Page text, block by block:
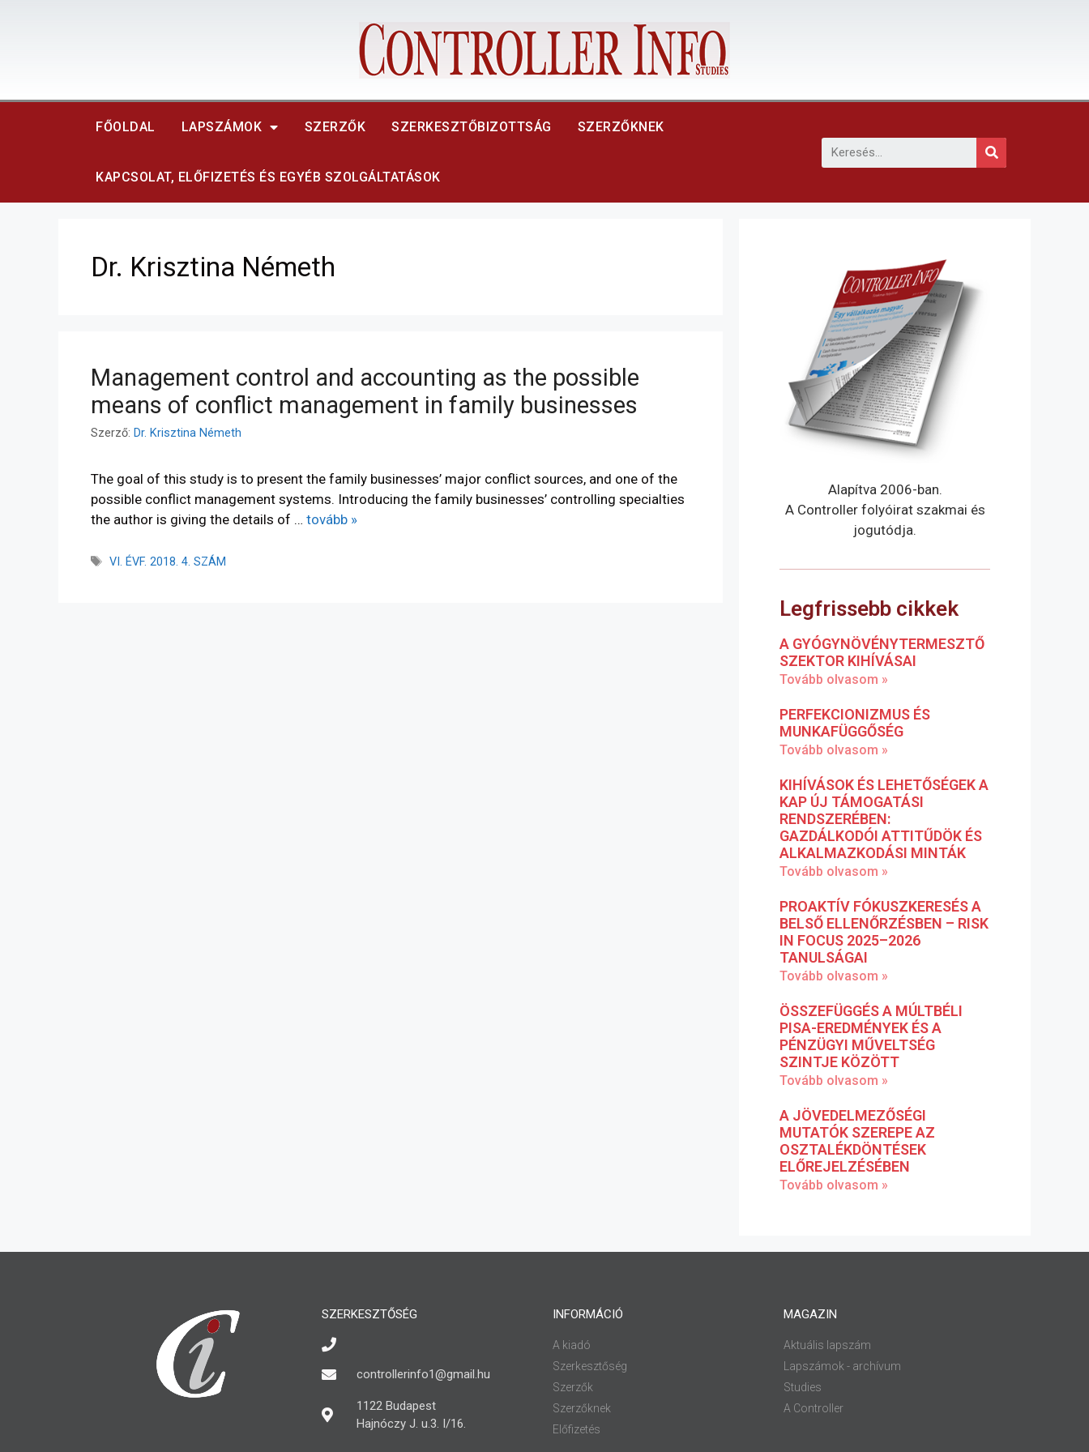
FŐOLDAL LAPSZÁMOK SZERZŐK SZERKESZTŐBIZOTTSÁG SZERZŐKNEK
KAPCSOLAT, ELŐFIZETÉS ÉS EGYÉB SZOLGÁLTATÁSOK
Dr. Krisztina Németh
Management control and accounting as the possible
means of conflict management in family businesses
Szerző: Dr. Krisztina Németh
The goal of this study is to present the family businesses’ major conflict sources, and one of the
possible conflict management systems. Introducing the family businesses’ controlling specialties
the author is giving the details of … tovább »
VI. ÉVF. 2018. 4. SZÁM
Alapítva 2006-ban.
A Controller folyóirat szakmai és
jogutódja.
Legfrissebb cikkek
A GYÓGYNÖVÉNYTERMESZTŐ
SZEKTOR KIHÍVÁSAI
Tovább olvasom »
PERFEKCIONIZMUS ÉS
MUNKAFÜGGŐSÉG
Tovább olvasom »
KIHÍVÁSOK ÉS LEHETŐSÉGEK A
KAP ÚJ TÁMOGATÁSI
RENDSZERÉBEN:
GAZDÁLKODÓI ATTITŰDÖK ÉS
ALKALMAZKODÁSI MINTÁK
Tovább olvasom »
PROAKTÍV FÓKUSZKERESÉS A
BELSŐ ELLENŐRZÉSBEN – RISK
IN FOCUS 2025–2026
TANULSÁGAI
Tovább olvasom »
ÖSSZEFÜGGÉS A MÚLTBÉLI
PISA-EREDMÉNYEK ÉS A
PÉNZÜGYI MŰVELTSÉG
SZINTJE KÖZÖTT
Tovább olvasom »
A JÖVEDELMEZŐSÉGI
MUTATÓK SZEREPE AZ
OSZTALÉKDÖNTÉSEK
ELŐREJELZÉSÉBEN
Tovább olvasom »
SZERKESZTŐSÉG
controllerinfo1@gmail.hu
1122 Budapest
Hajnóczy J. u.3. I/16.
INFORMÁCIÓ
A kiadó
Szerkesztőség
Szerzők
Szerzőknek
Előfizetés
MAGAZIN
Aktuális lapszám
Lapszámok - archívum
Studies
A Controller